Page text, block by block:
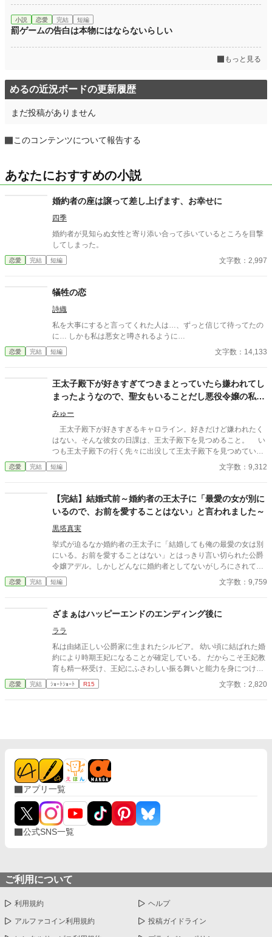
小説 恋愛 完結 短編
罰ゲームの告白は本物にはならないらしい
もっと見る
めるの近況ボードの更新履歴
まだ投稿がありません
このコンテンツについて報告する
あなたにおすすめの小説
婚約者の座は譲って差し上げます、お幸せに
四季
婚約者が見知らぬ女性と寄り添い合って歩いているところを目撃
してしまった。
恋愛 完結 短編 文字数：2,997
犠牲の恋
詩織
私を大事にすると言ってくれた人は…、ずっと信じて待ってたの
に… しかも私は悪女と噂されるように…
恋愛 完結 短編 文字数：14,133
王太子殿下が好きすぎてつきまとっていたら嫌われてし
まったようなので、聖女もいることだし悪役令嬢の私は
退散することにしました。
みゅー
王太子殿下が好きすぎるキャロライン。好きだけど嫌われたく
はない。そんな彼女の日課は、王太子殿下を見つめること。 い
つも王太子殿下の行く先々に出没して王太子殿下を見つめていた
が、ついにそんな生活が終わるときが来る。 聖女が現れたの
だ。そして、さらにショックなことに、自分が乙女ゲームの世界
殿下に嫌われたくはないキャロラインは、王太子殿下の前から姿
を消すことにした。そんなお話です。 ちょっと切ないお話で
す。
恋愛 完結 短編 文字数：9,312
【完結】結婚式前～婚約者の王太子に「最愛の女が別に
いるので、お前を愛することはない」と言われました～
黒塔真実
挙式が迫るなか婚約者の王太子に「結婚しても俺の最愛の女は別
にいる。お前を愛することはない」とはっきり言い切られた公爵
令嬢アデル。しかしどんなに婚約者としてないがしろにされても
女性としての誇りを傷つけられても彼女は平気だった。なぜなら
大切な「心の拠り所」があるから……。しかし、王立学園の卒業
を受けるのだった―― ※神視点。■なろうにも別タイトルで重
複投稿←【ジャンル日間4位】。
恋愛 完結 短編 文字数：9,759
ざまぁはハッピーエンドのエンディング後に
ララ
私は由緒正しい公爵家に生まれたシルビア。 幼い頃に結ばれた婚
約により時期王妃になることが確定している。 だからこそ王妃教
育も精一杯受け、王妃にふさわしい振る舞いと能力を身につけ
た。 特に婚約者である王太子は少し？いやかなり頭が足りないの
だ。 余計に私が頑張らなければならない。 王妃となり国を支え
私を悪女に仕立て上げ国外追放をいい渡す。 はぁ〜、一体誰の悪
知恵なんだか？ まぁいいわ。 国外追放喜んでお受けいたします。
けれどどうかお忘れにならないでくださいな？ 全ての責はあなた
にあると言うことを。 後悔しても知りませんわよ。 そう言い残し
て私は毅然とした態度で、内心ルンルンとこの国を去る。 ふふ
っ、これからが楽しみだわ。
恋愛 完結 ｼｮｰﾄｼｮｰﾄ R15 文字数：2,820
アプリ一覧
公式SNS一覧
ご利用について
利用規約 ヘルプ
アルファコイン利用規約 投稿ガイドライン